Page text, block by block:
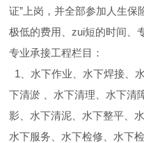
证”上岗，并全部参加人生保
极低的费用、zui短的时间、
专业承接工程栏目：
1、水下作业、水下焊接、
下清淤 、水下清理、水下清
影、水下清泥、水下整平、
水下服务、水下检修、水下